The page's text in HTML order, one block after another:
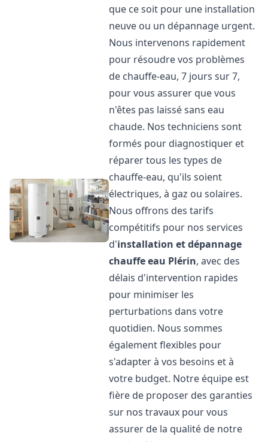
que ce soit pour une installation
neuve ou un dépannage urgent.
Nous intervenons rapidement
pour résoudre vos problèmes
de chauffe-eau, 7 jours sur 7,
pour vous assurer que vous
n'êtes pas laissé sans eau
chaude. Nos techniciens sont
formés pour diagnostiquer et
réparer tous les types de
chauffe-eau, qu'ils soient
électriques, à gaz ou solaires.
Nous offrons des tarifs
compétitifs pour nos services
d'installation et dépannage
chauffe eau Plérin, avec des
délais d'intervention rapides
pour minimiser les
perturbations dans votre
quotidien. Nous sommes
également flexibles pour
s'adapter à vos besoins et à
votre budget. Notre équipe est
fière de proposer des garanties
sur nos travaux pour vous
assurer de la qualité de notre